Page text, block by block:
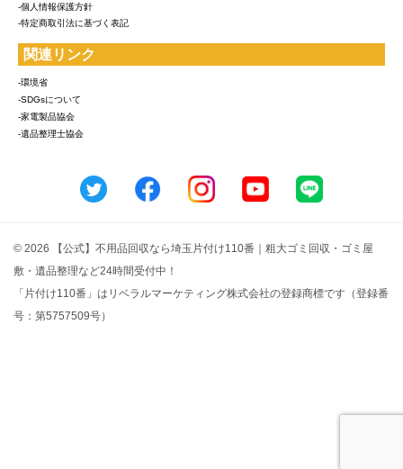
-個人情報保護方針
-特定商取引法に基づく表記
関連リンク
-環境省
-SDGsについて
-家電製品協会
-遺品整理士協会
© 2026 【公式】不用品回収なら埼玉片付け110番｜粗大ゴミ回収・ゴミ屋
敷・遺品整理など24時間受付中！
「片付け110番」はリベラルマーケティング株式会社の登録商標です（登録番
号：第5757509号）